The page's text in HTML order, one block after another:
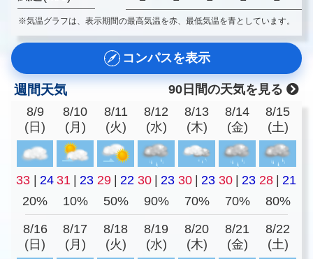
※気温グラフは、表示期間の最高気温を赤、最低気温を青としています。
コンパスを表示
週間天気
90日間の天気を見る
8/9
(日)
8/10
(月)
8/11
(火)
8/12
(水)
8/13
(木)
8/14
(金)
8/15
(土)
33 | 24 31 | 23 29 | 22 30 | 23 30 | 23 30 | 23 28 | 21
20%
10% 50% 90% 70% 70% 80%
8/16
(日)
8/17
(月)
8/18
(火)
8/19
(水)
8/20
(木)
8/21
(金)
8/22
(土)